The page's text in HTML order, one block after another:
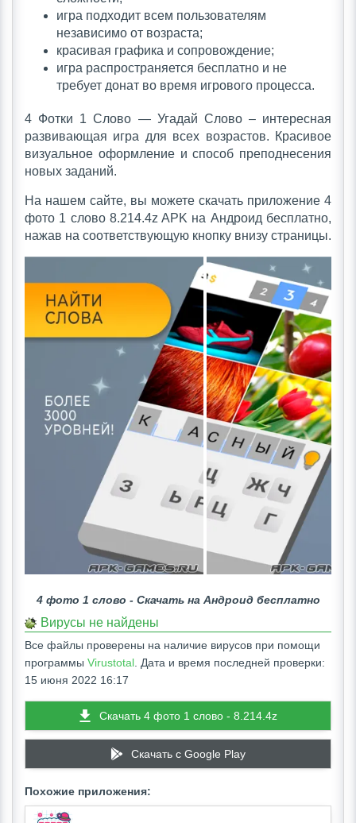
игра подходит всем пользователям
независимо от возраста;
красивая графика и сопровождение;
игра распространяется бесплатно и не
требует донат во время игрового процесса.
4 Фотки 1 Слово — Угадай Слово – интересная
развивающая игра для всех возрастов. Красивое
визуальное оформление и способ преподнесения
новых заданий.
На нашем сайте, вы можете скачать приложение 4
фото 1 слово 8.214.4z APK на Андроид бесплатно,
нажав на соответствующую кнопку внизу страницы.
4 фото 1 слово - Скачать на Андроид бесплатно
Вирусы не найдены
Все файлы проверены на наличие вирусов при помощи
программы Virustotal . Дата и время последней проверки:
15 июня 2022 16:17
Скачать 4 фото 1 слово - 8.214.4z
Скачать c Google Play
Похожие приложения: